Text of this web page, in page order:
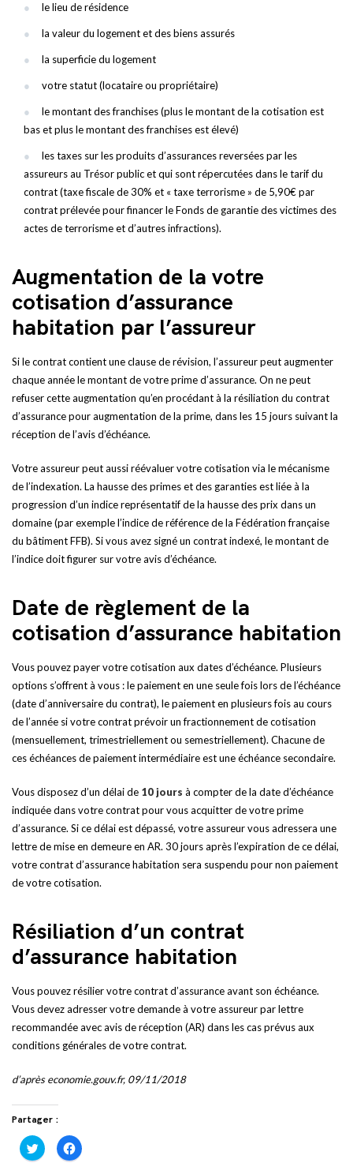
le lieu de résidence
la valeur du logement et des biens assurés
la superficie du logement
votre statut (locataire ou propriétaire)
le montant des franchises (plus le montant de la cotisation est
bas et plus le montant des franchises est élevé)
les taxes sur les produits d’assurances reversées par les
assureurs au Trésor public et qui sont répercutées dans le tarif du
contrat (taxe fiscale de 30% et « taxe terrorisme » de 5,90€ par
contrat prélevée pour financer le Fonds de garantie des victimes des
actes de terrorisme et d’autres infractions).
Augmentation de la votre
cotisation d’assurance
habitation par l’assureur
Si le contrat contient une clause de révision, l’assureur peut augmenter
chaque année le montant de votre prime d’assurance. On ne peut
refuser cette augmentation qu’en procédant à la résiliation du contrat
d’assurance pour augmentation de la prime, dans les 15 jours suivant la
réception de l’avis d’échéance.
Votre assureur peut aussi réévaluer votre cotisation via le mécanisme
de l’indexation. La hausse des primes et des garanties est liée à la
progression d’un indice représentatif de la hausse des prix dans un
domaine (par exemple l’indice de référence de la Fédération française
du bâtiment FFB). Si vous avez signé un contrat indexé, le montant de
l’indice doit figurer sur votre avis d’échéance.
Date de règlement de la
cotisation d’assurance habitation
Vous pouvez payer votre cotisation aux dates d’échéance. Plusieurs
options s’offrent à vous : le paiement en une seule fois lors de l’échéance
(date d’anniversaire du contrat), le paiement en plusieurs fois au cours
de l’année si votre contrat prévoir un fractionnement de cotisation
(mensuellement, trimestriellement ou semestriellement). Chacune de
ces échéances de paiement intermédiaire est une échéance secondaire.
Vous disposez d’un délai de 10 jours à compter de la date d’échéance
indiquée dans votre contrat pour vous acquitter de votre prime
d’assurance. Si ce délai est dépassé, votre assureur vous adressera une
lettre de mise en demeure en AR. 30 jours après l’expiration de ce délai,
votre contrat d’assurance habitation sera suspendu pour non paiement
de votre cotisation.
Résiliation d’un contrat
d’assurance habitation
Vous pouvez résilier votre contrat d’assurance avant son échéance.
Vous devez adresser votre demande à votre assureur par lettre
recommandée avec avis de réception (AR) dans les cas prévus aux
conditions générales de votre contrat.
d’après economie.gouv.fr, 09/11/2018
Partager :
Cliquez
pour
partager
Cliquez
pour
partager